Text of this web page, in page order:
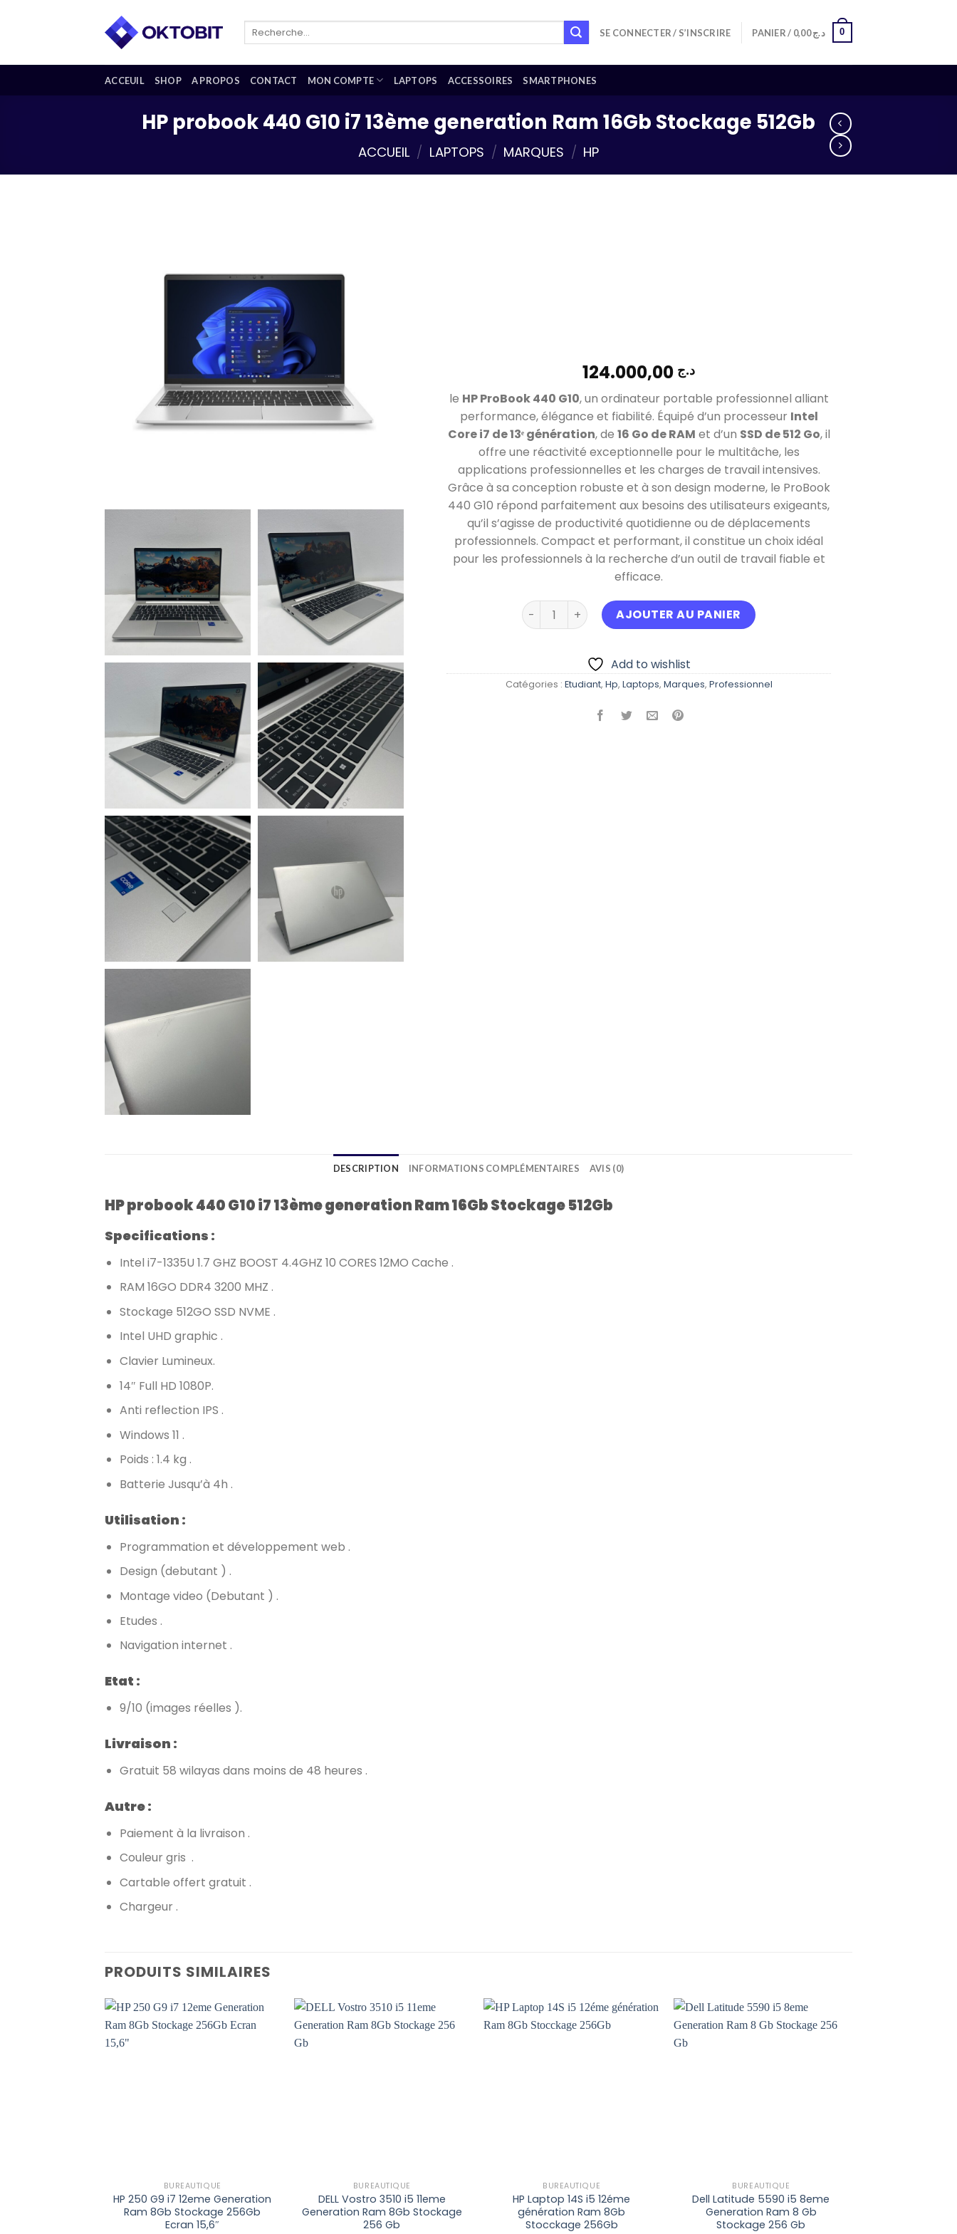
Recherche
SE CONNECTER / S’INSCRIRE PANIER / د.ج0,00 0
ACCEUIL SHOP A PROPOS CONTACT MON COMPTE LAPTOPS ACCESSOIRES SMARTPHONES
HP probook 440 G10 i7 13ème generation Ram 16Gb Stockage 512Gb
ACCUEIL / LAPTOPS / MARQUES / HP
د.ج
le HP ProBook 440 G10, un ordinateur portable professionnel alliant
performance, élégance et fiabilité. Équipé d’un processeur Intel
Core i7 de 13ᵉ génération, de 16 Go de RAM et d’un SSD de 512 Go, il
offre une réactivité exceptionnelle pour le multitâche, les
applications professionnelles et les charges de travail intensives.
Grâce à sa conception robuste et à son design moderne, le ProBook
440 G10 répond parfaitement aux besoins des utilisateurs exigeants,
qu’il s’agisse de productivité quotidienne ou de déplacements
professionnels. Compact et performant, il constitue un choix idéal
pour les professionnels à la recherche d’un outil de travail fiable et
efficace.
quantité de HP probook 440 G10 i7 13ème generation Ram 16Gb Stockage 512Gb
AJOUTER AU PANIER
Add to wishlist
Catégories : Etudiant, Hp, Laptops, Marques, Professionnel
DESCRIPTION INFORMATIONS COMPLÉMENTAIRES AVIS (0)
HP probook 440 G10 i7 13ème generation Ram 16Gb Stockage 512Gb
Specifications :
Intel i7-1335U 1.7 GHZ BOOST 4.4GHZ 10 CORES 12MO Cache .
RAM 16GO DDR4 3200 MHZ .
Stockage 512GO SSD NVME .
Intel UHD graphic .
Clavier Lumineux.
14″ Full HD 1080P.
Anti reflection IPS .
Windows 11 .
Poids : 1.4 kg .
Batterie Jusqu’à 4h .
Utilisation :
Programmation et développement web .
Design (debutant ) .
Montage video (Debutant ) .
Etudes .
Navigation internet .
Etat :
9/10 (images réelles ).
Livraison :
Gratuit 58 wilayas dans moins de 48 heures .
Autre :
Paiement à la livraison .
Couleur gris .
Cartable offert gratuit .
Chargeur .
PRODUITS SIMILAIRES
BUREAUTIQUE
HP 250 G9 i7 12eme Generation
Ram 8Gb Stockage 256Gb
Ecran 15,6″
BUREAUTIQUE
DELL Vostro 3510 i5 11eme
Generation Ram 8Gb Stockage
256 Gb
BUREAUTIQUE
HP Laptop 14S i5 12éme
génération Ram 8Gb
Stocckage 256Gb
BUREAUTIQUE
Dell Latitude 5590 i5 8eme
Generation Ram 8 Gb
Stockage 256 Gb